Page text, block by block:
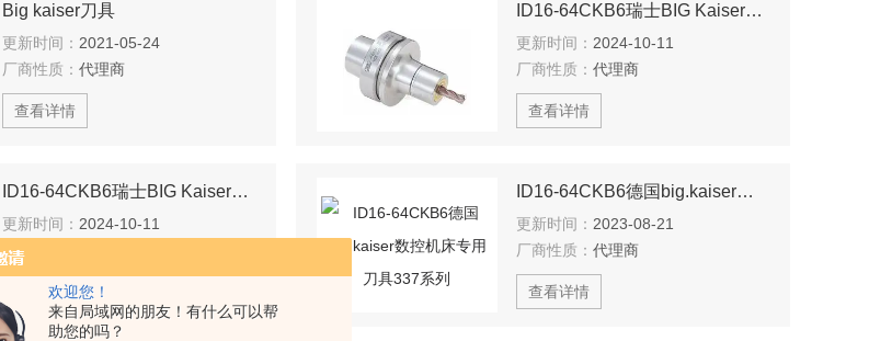
欢迎您！
来自局域网的朋友！有什么可以帮
助您的吗？
Big kaiser刀具
更新时间： 2021-05-24
厂商性质： 代理商
查看详情
ID16-64CKB6瑞士BIG Kaiser巨型双动力卡盘D型BBT
更新时间： 2024-10-11
厂商性质： 代理商
查看详情
ID16-64CKB6瑞士BIG Kaiser超微型卡盘S型BBT
更新时间： 2024-10-11
厂商性质：
查看详情
ID16-64CKB6德国big.kaiser数控机床专用刀具337系列
更新时间： 2023-08-21
厂商性质： 代理商
查看详情